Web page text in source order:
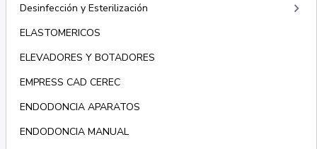
Desinfección y Esterilización keyboard_arrow_right
ELASTOMERICOS
ELEVADORES Y BOTADORES
EMPRESS CAD CEREC
ENDODONCIA APARATOS
ENDODONCIA MANUAL